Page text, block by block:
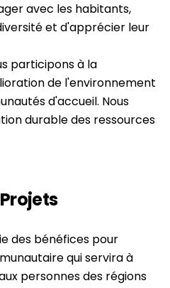
avec les habitants,
et d'apprécier leur
participons à la
de l'environnement
d'accueil. Nous
durable des ressources
des bénéfices pour
qui servira à
personnes des régions